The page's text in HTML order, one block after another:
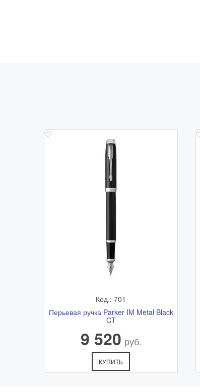
Код.: 701
Перьевая ручка Parker IM Metal Black
CT
9 520 руб.
КУПИТЬ